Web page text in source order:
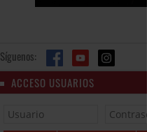
Síguenos:
ACCESO USUARIOS